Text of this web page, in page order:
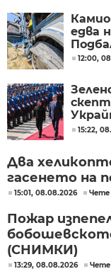
едва
12:00,
15:22,
Два
гасенето на
15:01, 08.08.2026 Чете
Пожар
(СНИМКИ)
13:29, 08.08.2026 Чете